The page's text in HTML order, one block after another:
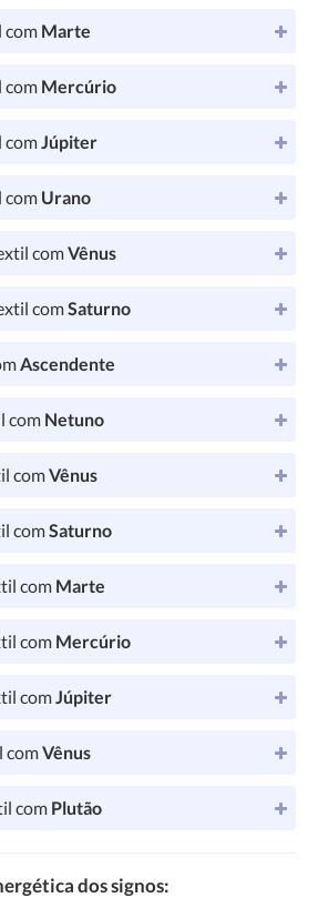
com Marte
com Mercúrio
comJúpiter
com Urano
comVênus
comSaturno
Ascendente
com Netuno
comVênus
comSaturno
com Marte
com Mercúrio
comJúpiter
comVênus
com Plutão
dos signos: